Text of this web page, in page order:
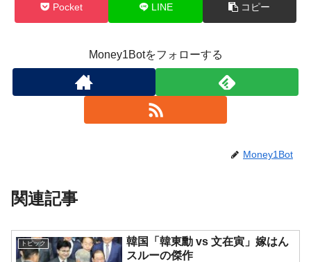
Pocket LINE コピー
Money1Botをフォローする
Money1Bot
関連記事
トピック
韓国「韓東勳 vs 文在寅」嫁はん
スルーの傑作